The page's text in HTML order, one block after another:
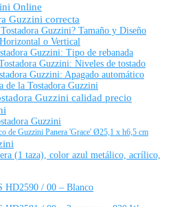
Online
Guzzini correcta
Guzzini? Tamaño y Diseño
o Vertical
Guzzini: Tipo de rebanada
Guzzini: Niveles de tostado
Guzzini: Apagado automático
de la Tostadora Guzzini
Guzzini calidad precio
Guzzini
de Guzzini Panera 'Grace' Ø25,1 x h6,5 cm
(1 taza), color azul metálico, acrílico,
HD2590 / 00 – Blanco